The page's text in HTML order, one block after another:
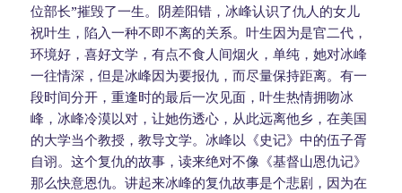
位部长”摧毁了一生。阴差阳错，冰峰认识了仇人的女儿
祝叶生，陷入一种不即不离的关系。叶生因为是官二代，
环境好，喜好文学，有点不食人间烟火，单纯，她对冰峰
一往情深，但是冰峰因为要报仇，而尽量保持距离。有一
段时间分开，重逢时的最后一次见面，叶生热情拥吻冰
峰，冰峰冷漠以对，让她伤透心，从此远离他乡，在美国
的大学当个教授，教导文学。冰峰以《史记》中的伍子胥
自诩。这个复仇的故事，读来绝对不像《基督山恩仇记》
那么快意恩仇。讲起来冰峰的复仇故事是个悲剧，因为在